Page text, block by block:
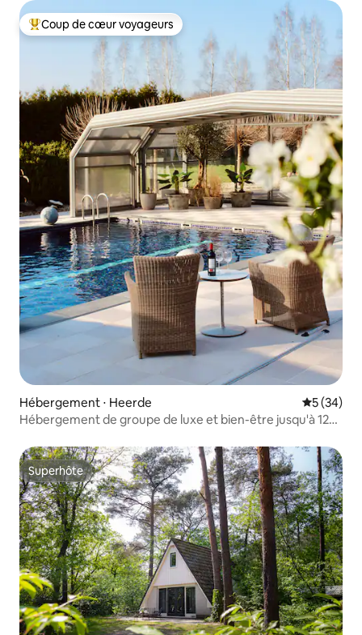
Coups de cœur voyageurs les plus appréciés
Coup de cœur voyageurs
Hébergement ⋅ Heerde
5 (34)
Hébergement de groupe de luxe et bien-être jusqu'à 12
Superhôte
Superhôte